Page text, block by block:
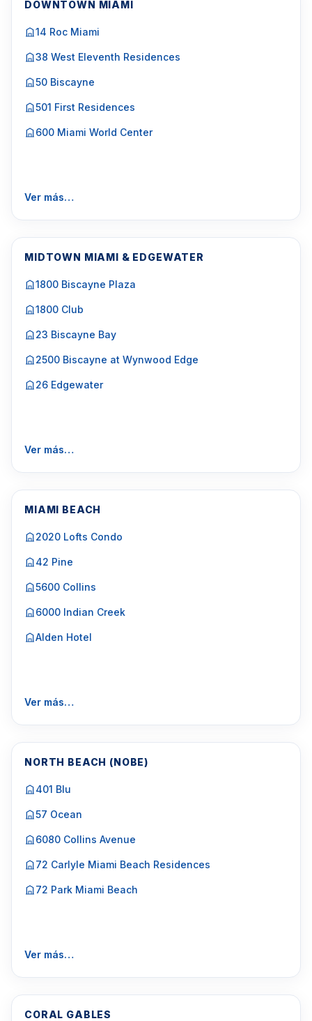
DOWNTOWN MIAMI
14 Roc Miami
38 West Eleventh Residences
50 Biscayne
501 First Residences
600 Miami World Center
Ver más…
MIDTOWN MIAMI & EDGEWATER
1800 Biscayne Plaza
1800 Club
23 Biscayne Bay
2500 Biscayne at Wynwood Edge
26 Edgewater
Ver más…
MIAMI BEACH
2020 Lofts Condo
42 Pine
5600 Collins
6000 Indian Creek
Alden Hotel
Ver más…
NORTH BEACH (NOBE)
401 Blu
57 Ocean
6080 Collins Avenue
72 Carlyle Miami Beach Residences
72 Park Miami Beach
Ver más…
CORAL GABLES